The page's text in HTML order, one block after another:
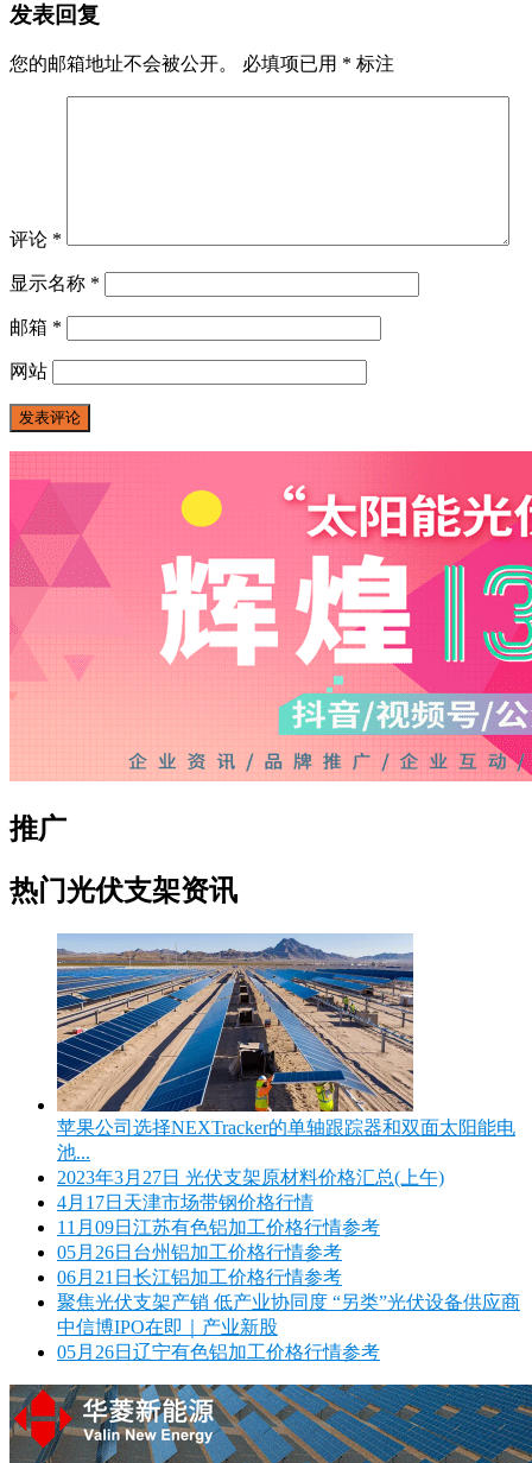
发表回复
您的邮箱地址不会被公开。 必填项已用 * 标注
评论 *
显示名称 *
邮箱 *
网站
推广
热门光伏支架资讯
苹果公司选择NEXTracker的单轴跟踪器和双面太阳能电
池...
2023年3月27日 光伏支架原材料价格汇总(上午)
4月17日天津市场带钢价格行情
11月09日江苏有色铝加工价格行情参考
05月26日台州铝加工价格行情参考
06月21日长江铝加工价格行情参考
聚焦光伏支架产销 低产业协同度 “另类”光伏设备供应商
中信博IPO在即｜产业新股
05月26日辽宁有色铝加工价格行情参考